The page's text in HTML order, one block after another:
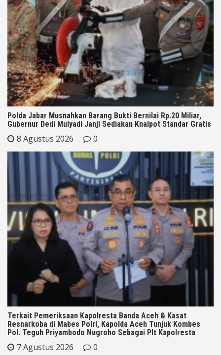
Polda Jabar Musnahkan Barang Bukti Bernilai Rp.20 Miliar,
Gubernur Dedi Mulyadi Janji Sediakan Knalpot Standar Gratis
8 Agustus 2026 0
Terkait Pemeriksaan Kapolresta Banda Aceh & Kasat
Resnarkoba di Mabes Polri, Kapolda Aceh Tunjuk Kombes
Pol. Teguh Priyambodo Nugroho Sebagai Plt Kapolresta
7 Agustus 2026 0